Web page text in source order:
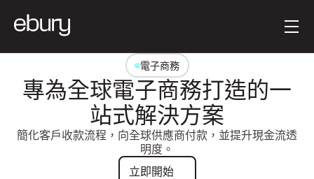
電子商務
專為全球電子商務打造的一
站式解決方案
簡化客戶收款流程，向全球供應商付款，並提升現金流透
明度。
立即開始
立即開始